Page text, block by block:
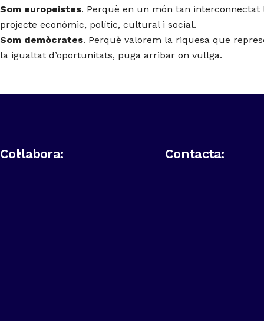
Som europeistes. Perquè en un món tan interconnectat
projecte econòmic, polític, cultural i social.
Som demòcrates. Perquè valorem la riquesa que
la igualtat d’oportunitats, puga arribar on vullga.
Col·labora: Contacta: